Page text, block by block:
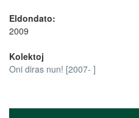
Eldondato:
2009
Kolektoj
Oni diras nun! [2007- ]